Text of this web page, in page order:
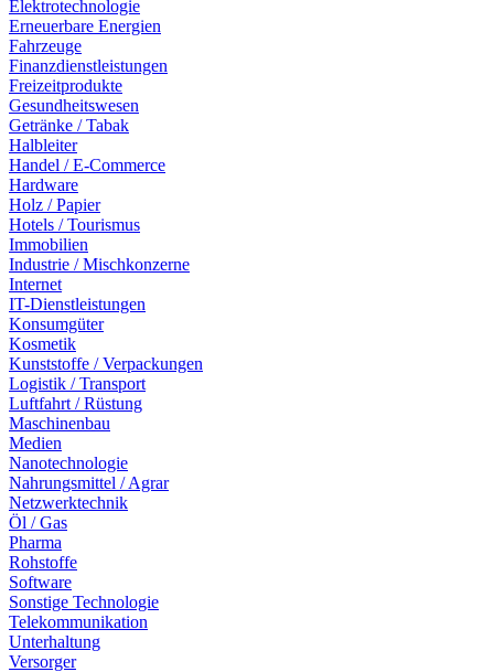
Elektrotechnologie
Erneuerbare Energien
Fahrzeuge
Finanzdienstleistungen
Freizeitprodukte
Gesundheitswesen
Getränke / Tabak
Halbleiter
Handel / E-Commerce
Hardware
Holz / Papier
Hotels / Tourismus
Immobilien
Industrie / Mischkonzerne
Internet
IT-Dienstleistungen
Konsumgüter
Kosmetik
Kunststoffe / Verpackungen
Logistik / Transport
Luftfahrt / Rüstung
Maschinenbau
Medien
Nanotechnologie
Nahrungsmittel / Agrar
Netzwerktechnik
Öl / Gas
Pharma
Rohstoffe
Software
Sonstige Technologie
Telekommunikation
Unterhaltung
Versorger